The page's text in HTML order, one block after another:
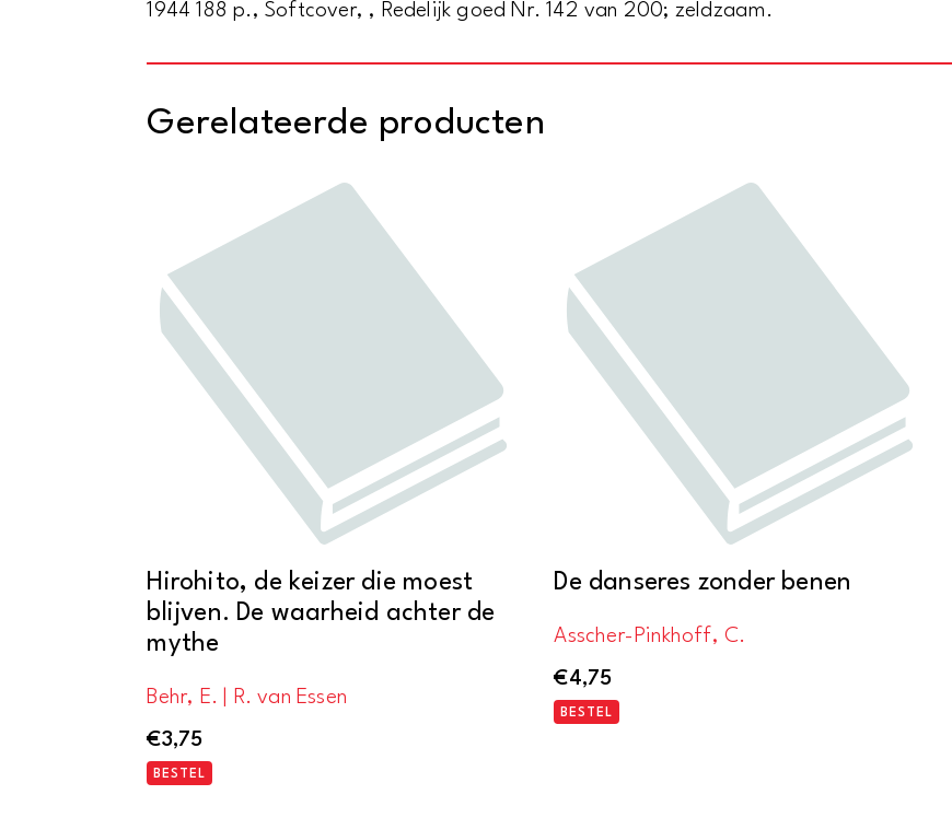
1944 188 p., Softcover, , Redelijk goed Nr. 142 van 200; zeldzaam.
Gerelateerde producten
Hirohito, de keizer die moest
blijven. De waarheid achter de
mythe
Behr, E. | R. van Essen
€3,75
BESTEL
De danseres zonder benen
Asscher-Pinkhoff, C.
€4,75
BESTEL